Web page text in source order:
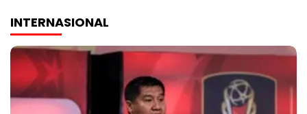
INTERNASIONAL